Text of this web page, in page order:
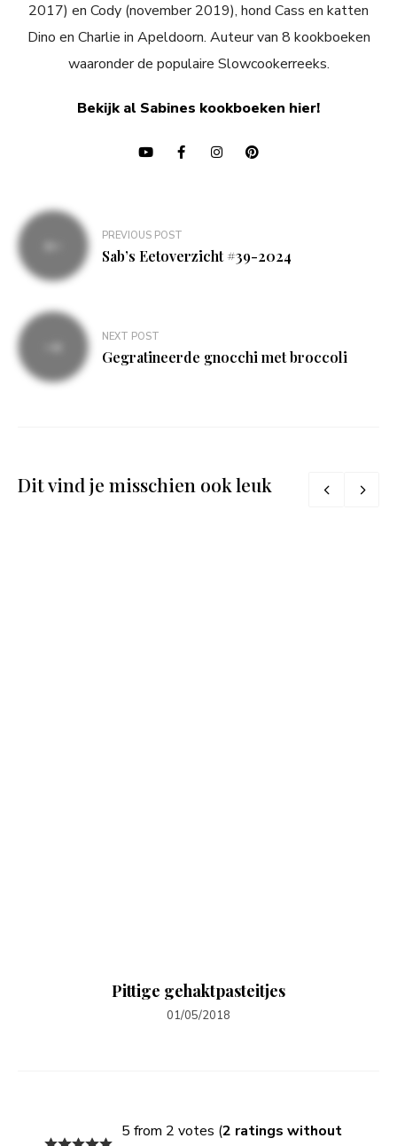
2017) en Cody (november 2019), hond Cass en katten
Dino en Charlie in Apeldoorn. Auteur van 8 kookboeken
waaronder de populaire Slowcookerreeks.
Bekijk al Sabines kookboeken hier!
Bericht
navigatie
PREVIOUS POST
Sab’s Eetoverzicht #39-2024
NEXT POST
Gegratineerde gnocchi met broccoli
Dit vind je misschien ook leuk
Pittige gehaktpasteitjes
01/05/2018
5 from 2 votes (2 ratings without